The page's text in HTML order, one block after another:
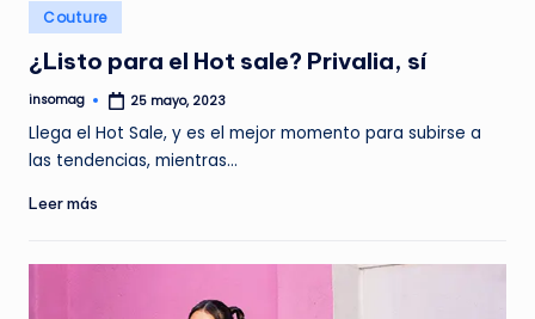
Publicado
en
Couture
¿Listo para el Hot sale? Privalia, sí
Publicado
insomag 25 mayo, 2023
Llega el Hot Sale, y es el mejor momento para subirse a
las tendencias, mientras…
Leer más